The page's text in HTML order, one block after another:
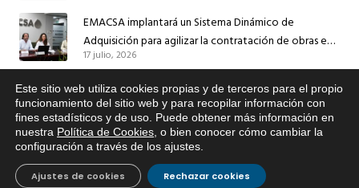
EMACSA implantará un Sistema Dinámico de
Adquisición para agilizar la contratación de obras en
sus redes e instalaciones
17 julio, 2026
EMACSA inicia hoy las obras de una nueva arteria de
abastecimiento y una red de agua no potable en
Ingeniero Ruiz de Azúa
13 julio, 2026
Caracterización ZA Córdoba Red Quemadas- 1ª Sem
2026
9 julio, 2026
Este sitio web utiliza cookies propias y de terceros para el propio
funcionamiento del sitio web y para recopilar información con
fines estadísticos y de uso. Puede obtener más información en
nuestra Política de Cookies , o bien conocer cómo cambiar la
configuración a través de los ajustes
Rechazar cookies
Ajustes de cookies
Si tiene cualquier duda sobre
EMACSA, haga click abajo.